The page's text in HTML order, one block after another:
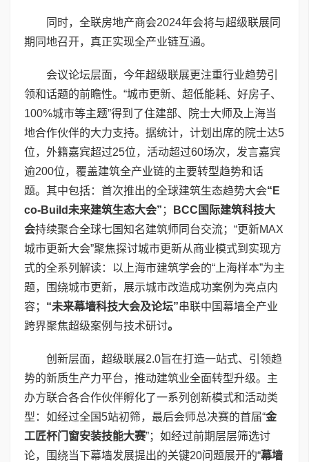
同时，全联房地产商会2024年会将与超级联展同
期同地召开，真正实现全产业链互通。
会议论坛层面，今年超级联展更注重行业趋势引
领和话题的前瞻性。“城市更新、超低能耗、好房子、
100%城市等主题”得到了住建部、院士大师及上海当
地合作伙伴的大力支持。据统计，计划出席的院士达5
位，外籍嘉宾超过25位，活动超过60场次，发言嘉宾
逾200位，覆盖建筑全产业链的主要转型趋势和话
题。其中包括：首次推出的全球建筑生态趋势大会“ E
co-Build 未来建筑生态大会” ； BCC 国际建筑科技大
会持续聚合全球七国知名建筑师同台交流；“更新MAX
城市更新大会”聚焦探讨城市更新从商业模式到实现方
式的全系列解读：以上海市建筑学会的“上海样本”为主
题，围绕城市更新，展示城市改造成功案例为亮点内
容； “未来幕墙科技大会及论坛”串联中国幕墙全产业
跨界聚焦超级案例与技术研讨。
创新层面，超级联展2.0旨在打造一站式、引领趋
势的新质生产力平台，推动建筑业全面转型升级。主
办方联合各合作伙伴孵化了一系列创新模式和活动类
型：如经过全国5站初筛，最后会师总决赛的首届“金
工匠杯门窗安装技能大赛”；如经过前期层层筛选讨
论，围绕当下幕墙发展提出的关键20问题展开的“幕墙